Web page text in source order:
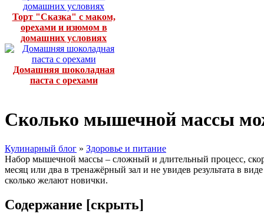
Торт "Сказка" с маком,
орехами и изюмом в
домашних условиях
Домашняя шоколадная
паста с орехами
Сколько мышечной массы
Кулинарный блог » Здоровье и питание
Набор мышечной массы – сложный и длительный процесс,
месяц или два в тренажёрный зал и не увидев результата в
сколько желают новички.
Содержание [скрыть]